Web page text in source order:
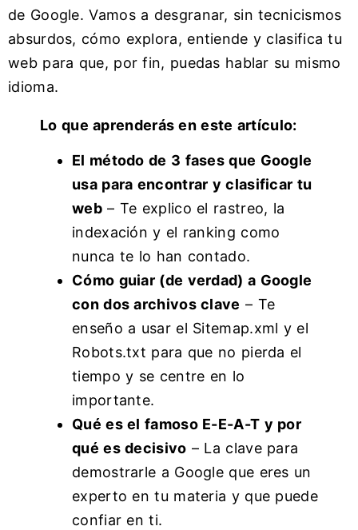
de Google. Vamos a desgranar, sin tecnicismos
absurdos, cómo explora, entiende y clasifica tu
web para que, por fin, puedas hablar su mismo
idioma.
Lo que aprenderás en este artículo:
El método de 3 fases que Google
usa para encontrar y clasificar tu
web– Te explico el rastreo, la
indexación y el ranking como
nunca te lo han contado.
Cómo guiar (de verdad) a Google
con dos archivos clave – Te
enseño a usar el Sitemap.xml y el
Robots.txt para que no pierda el
tiempo y se centre en lo
importante.
Qué es el famoso E-E-A-T y por
qué es decisivo – La clave para
demostrarle a Google que eres un
experto en tu materia y que puede
confiar en ti.